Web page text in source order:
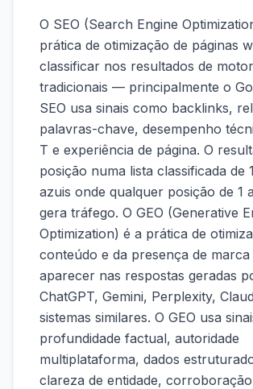
Relatórios
e análises
O SEO (Search Engine
prática de otimização de páginas
classificar nos resultados de
tradicionais — principalmente o
SEO usa sinais como backlinks,
palavras-chave, desempenho
T e experiência de página. O
posição numa lista classificada de
azuis onde qualquer posição de 1
gera tráfego. O GEO (Generative
Optimization) é a prática de
conteúdo e da presença de marca
aparecer nas respostas geradas
ChatGPT, Gemini, Perplexity,
sistemas similares. O GEO usa
profundidade factual, autoridade
multiplataforma, dados
clareza de entidade,